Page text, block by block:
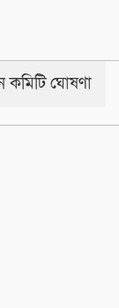
কমিটি ঘোষণা